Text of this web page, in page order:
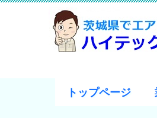
トップページ